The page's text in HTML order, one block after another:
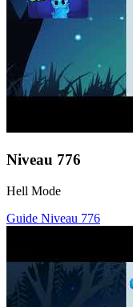
Niveau 776
Hell Mode
Guide Niveau 776